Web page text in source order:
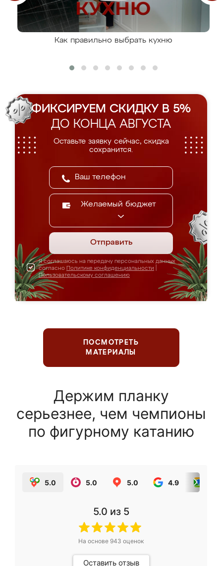
Как правильно выбрать кухню
ФИКСИРУЕМ СКИДКУ В 5%
ДО КОНЦА АВГУСТА
Оставьте заявку сейчас, скидка
сохранится.
Желаемый бюджет
Отправить
Я соглашаюсь на передачу персональных данных
согласно Политике конфиденциальности
Пользовательскому соглашению
ПОСМОТРЕТЬ
МАТЕРИАЛЫ
Держим планку
серьезнее, чем чемпионы
по фигурному катанию
5.0 5.0 5.0 4.9
5.0 из 5
На основе 943 оценок
Оставить отзыв